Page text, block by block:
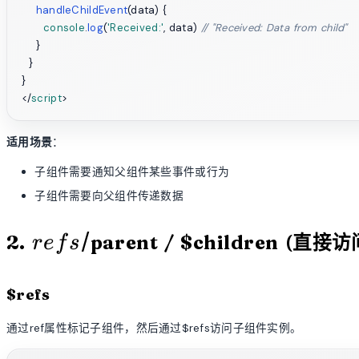
handleChildEvent(data) {
console.log('Received:', data) // "Received: Data from child"
    }
  }
}
</script>
适用场景：
子组件需要通知父组件某些事件或行为
子组件需要向父组件传递数据
2. refs
re fs/parent / $children (直接访
$refs
通过ref属性标记子组件，然后通过$refs访问子组件实例。